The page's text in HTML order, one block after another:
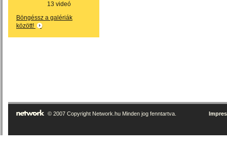
13 videó
Böngéssz a galériák
között!
© 2007 Copyright Network.hu Minden jog fenntartva.